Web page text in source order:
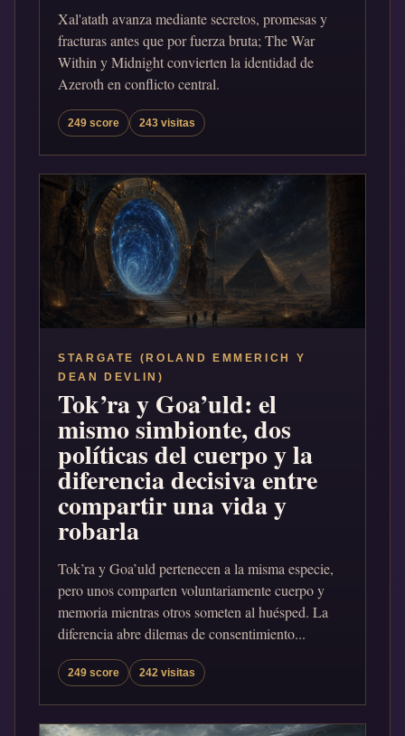
Xal'atath avanza mediante secretos, promesas y
fracturas antes que por fuerza bruta; The War
Within y Midnight convierten la identidad de
Azeroth en conflicto central.
249 score 243 visitas
STARGATE (ROLAND EMMERICH Y
DEAN DEVLIN)
Tok’ra y Goa’uld: el
mismo simbionte, dos
políticas del cuerpo y la
diferencia decisiva entre
compartir una vida y
robarla
Tok’ra y Goa’uld pertenecen a la misma especie,
pero unos comparten voluntariamente cuerpo y
memoria mientras otros someten al huésped. La
diferencia abre dilemas de consentimiento...
249 score 242 visitas